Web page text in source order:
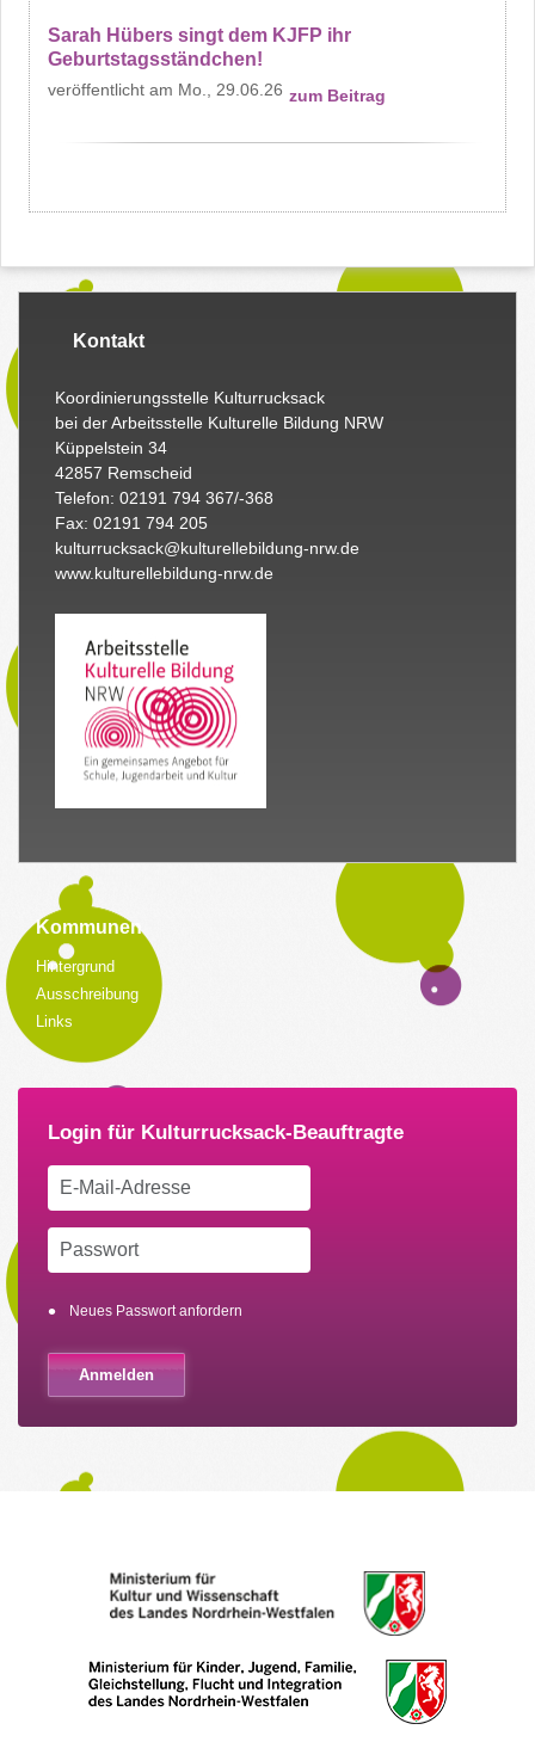
Sarah Hübers singt dem KJFP ihr
Geburtstagsständchen!
Mo., 29.06.26 zum Beitrag
Kontakt
Koordinierungsstelle Kulturrucksack
bei der Arbeitsstelle Kulturelle Bildung NRW
Küppelstein 34
42857 Remscheid
Telefon: 02191 794 367/-368
Fax: 02191 794 205
kulturrucksack@kulturellebildung-nrw.de
www.kulturellebildung-nrw.de
Kommunen
Hintergrund
Ausschreibung
Links
Neues Passwort anfordern